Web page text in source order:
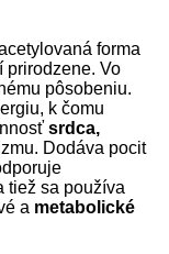
forma
prirodzene. Vo
pôsobeniu.
k čomu
srdca,
Dodáva pocit
tiež sa používa
a metabolické